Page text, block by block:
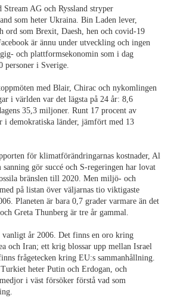
AG och Ryssland stryper
som heter Ukraina. Bin Laden lever,
ord som Brexit, Daesh, hen och covid-19
är ännu under utveckling och ingen
och plattformsekonomin som i dag
personer i Sverige.
med Blair, Chirac och nykomlingen
i världen var det lägsta på 24 år: 8,6
35,3 miljoner. Runt 17 procent av
i demokratiska länder, jämfört med 13
för klimatförändringarnas kostnader, Al
gör succé och S-regeringen har lovat
bränslen till 2020. Men miljö- och
på listan över väljarnas tio viktigaste
Planeten är bara 0,7 grader varmare än det
Greta Thunberg är tre år gammal.
vanligt år 2006. Det finns en oro kring
och Iran; ett krig blossar upp mellan Israel
frågetecken kring EU:s sammanhållning.
heter Putin och Erdogan, och
i väst försöker förstå vad som